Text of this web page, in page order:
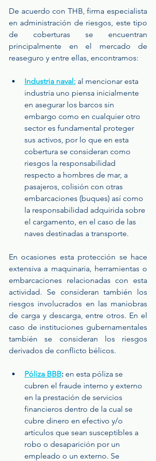
De acuerdo con THB, firma especialista
en administración de riesgos, este tipo
de coberturas se encuentran
principalmente en el mercado de
reaseguro y entre ellas, encontramos:
Industria naval: al mencionar esta
industria uno piensa inicialmente
en asegurar los barcos sin
embargo como en cualquier otro
sector es fundamental proteger
sus activos, por lo que en esta
cobertura se consideran como
riesgos la responsabilidad
respecto a hombres de mar, a
pasajeros, colisión con otras
embarcaciones (buques) así como
la responsabilidad adquirida sobre
el cargamento, en el caso de las
naves destinadas a transporte.
En ocasiones esta protección se hace
extensiva a maquinaria, herramientas o
embarcaciones relacionadas con esta
actividad. Se consideran también los
riesgos involucrados en las maniobras
de carga y descarga, entre otros. En el
caso de instituciones gubernamentales
también se consideran los riesgos
derivados de conflicto bélicos.
Póliza BBB: en esta póliza se
cubren el fraude interno y externo
en la prestación de servicios
financieros dentro de la cual se
cubre dinero en efectivo y/o
artículos que sean susceptibles a
robo o desaparición por un
empleado o un externo. Se